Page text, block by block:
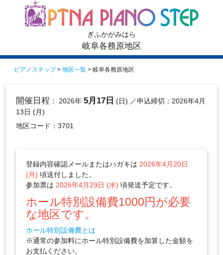
ぎふかがみはら
岐阜各務原地区
ピアノステップ> 地区一覧 > 岐阜各務原地区
開催日程 ： 2026年 5月17日 (日) ／申込締切：2026年4月
13日 (月)
地区コード：3701
登録内容確認メールまたはハガキは 2026年4月20日
(月) 頃送付しました。
参加票は 2026年4月29日 (水) 頃発送予定です。
ホール特別設備費1000円が必要
な地区です。
ホール特別設備費とは
※通常の参加料にホール特別設備費を加算した金額を
お支払ください。